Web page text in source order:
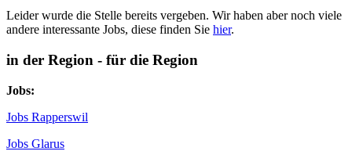
Leider wurde die Stelle bereits vergeben. Wir haben aber noch viele
andere interessante Jobs, diese finden Sie hier.
in der Region - für die Region
Jobs:
Jobs Rapperswil
Jobs Glarus